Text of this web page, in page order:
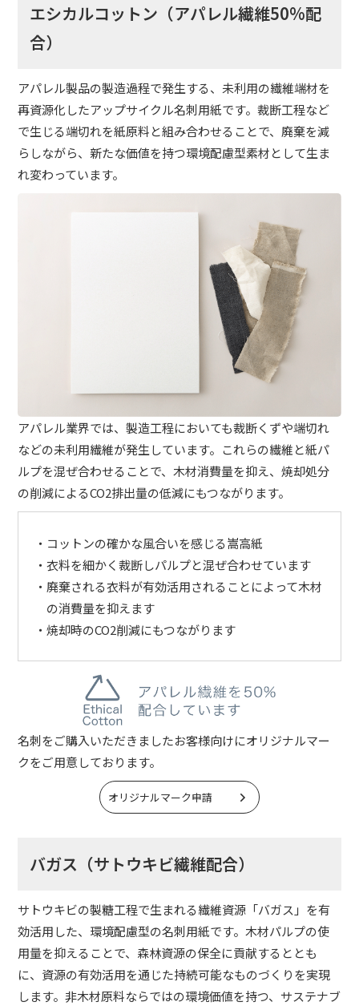
エシカルコットン（アパレル繊維50%配
合）
アパレル製品の製造過程で発生する、未利用の繊維端材を
再資源化したアップサイクル名刺用紙です。裁断工程など
で生じる端切れを紙原料と組み合わせることで、廃棄を減
らしながら、新たな価値を持つ環境配慮型素材として生ま
れ変わっています。
アパレル業界では、製造工程においても裁断くずや端切れ
などの未利用繊維が発生しています。これらの繊維と紙パ
ルプを混ぜ合わせることで、木材消費量を抑え、焼却処分
の削減によるCO2排出量の低減にもつながります。
コットンの確かな風合いを感じる嵩高紙
衣料を細かく裁断しパルプと混ぜ合わせています
廃棄される衣料が有効活用されることによって木材
の消費量を抑えます
焼却時のCO2削減にもつながります
名刺をご購入いただきましたお客様向けにオリジナルマー
クをご用意しております。
オリジナルマーク申請
バガス（サトウキビ繊維配合）
サトウキビの製糖工程で生まれる繊維資源「バガス」を有
効活用した、環境配慮型の名刺用紙です。木材パルプの使
用量を抑えることで、森林資源の保全に貢献するととも
に、資源の有効活用を通じた持続可能なものづくりを実現
します。非木材原料ならではの環境価値を持つ、サステナブ